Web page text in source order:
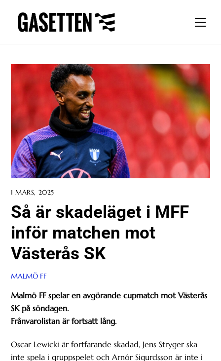
content
1 MARS, 2025
Så är skadeläget i MFF
inför matchen mot
Västerås SK
MALMÖ FF
Malmö FF spelar en avgörande cupmatch mot Västerås
SK på söndagen.
Frånvarolistan är fortsatt lång.
Oscar Lewicki är fortfarande skadad, Jens Stryger ska
inte spela i gruppspelet och Arnór Sigurdsson är inte i